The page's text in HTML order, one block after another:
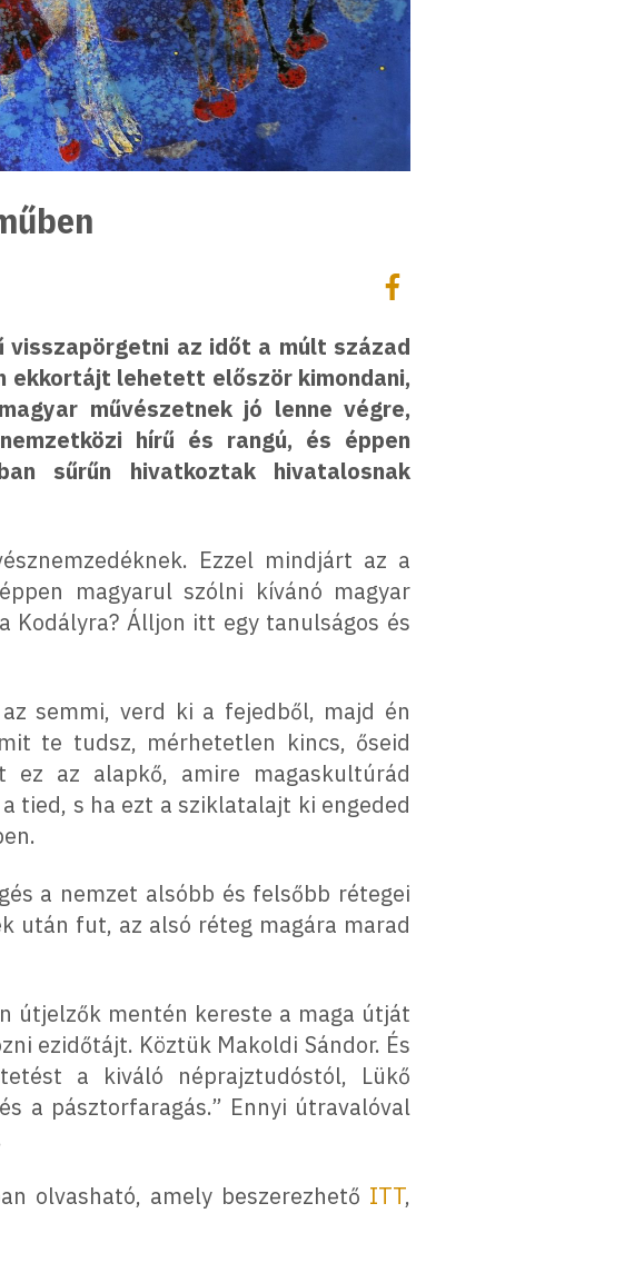
Megosztás
Megosztás Facebookon
az időt a múlt század
ekkortájt lehetett először kimondani,
művészetnek jó lenne végre,
hírű és rangú, és éppen
sűrűn hivatkoztak hivatalosnak
Ezzel mindjárt az a
magyarul szólni kívánó magyar
Kodályra? Álljon itt egy tanulságos és
semmi, verd ki a fejedből, majd én
te tudsz, mérhetetlen kincs, őseid
az alapkő, amire magaskultúrád
tied, s ha ezt a sziklatalajt ki engeded
a nemzet alsóbb és felsőbb rétegei
után fut, az alsó réteg magára marad
útjelzők mentén kereste a maga útját
ezidőtájt. Köztük Makoldi Sándor. És
a kiváló néprajztudóstól, Lükő
a pásztorfaragás.” Ennyi útravalóval
olvasható, amely beszerezhető ITT,